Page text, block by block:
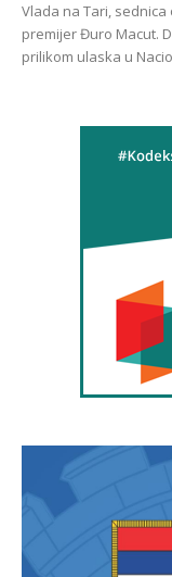
Vlada na Tari,
premijer Đuro Macut.
prilikom ulaska u